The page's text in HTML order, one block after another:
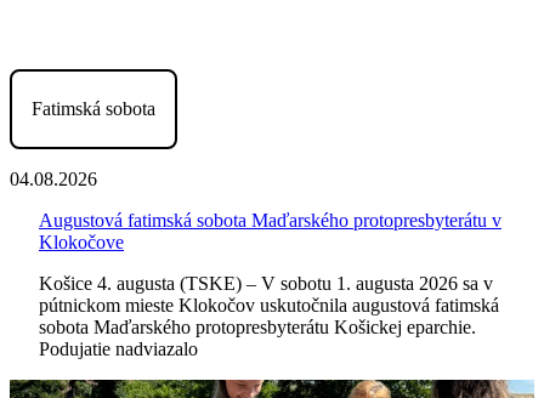
Fatimská sobota
04.08.2026
Augustová fatimská sobota Maďarského protopresbyterátu v
Klokočove
Košice 4. augusta (TSKE) – V sobotu 1. augusta 2026 sa v
pútnickom mieste Klokočov uskutočnila augustová fatimská
sobota Maďarského protopresbyterátu Košickej eparchie.
Podujatie nadviazalo